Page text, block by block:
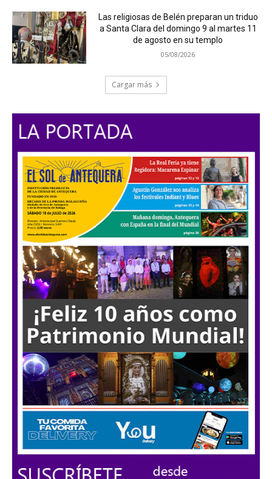
Las religiosas de Belén preparan un triduo
a Santa Clara del domingo 9 al martes 11
de agosto en su templo
05/08/2026
Cargar más